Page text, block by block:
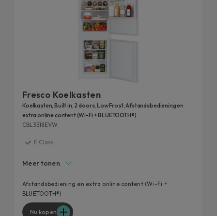
Fresco Koelkasten
Koelkasten, Built in, 2 doors, Low Frost, Afstandsbediening en
extra online content (Wi-Fi + BLUETOOTH®)
CBL3518EVW
E Class
Antimould treatment
Smart Cool Sensors
Meer tonen
Afstandsbediening en extra online content (Wi-Fi +
BLUETOOTH®)
Nu kopen